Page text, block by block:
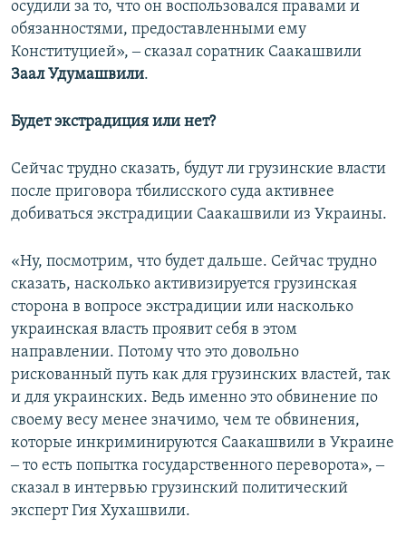
осудили за то, что он воспользовался правами и
обязанностями, предоставленными ему
Конституцией», ‒ сказал соратник Саакашвили
Заал Удумашвили.
Будет экстрадиция или нет?
Сейчас трудно сказать, будут ли грузинские власти
после приговора тбилисского суда активнее
добиваться экстрадиции Саакашвили из Украины.
«Ну, посмотрим, что будет дальше. Сейчас трудно
сказать, насколько активизируется грузинская
сторона в вопросе экстрадиции или насколько
украинская власть проявит себя в этом
направлении. Потому что это довольно
рискованный путь как для грузинских властей, так
и для украинских. Ведь именно это обвинение по
своему весу менее значимо, чем те обвинения,
которые инкриминируются Саакашвили в Украине
‒ то есть попытка государственного переворота», ‒
сказал в интервью грузинский политический
эксперт Гия Хухашвили.